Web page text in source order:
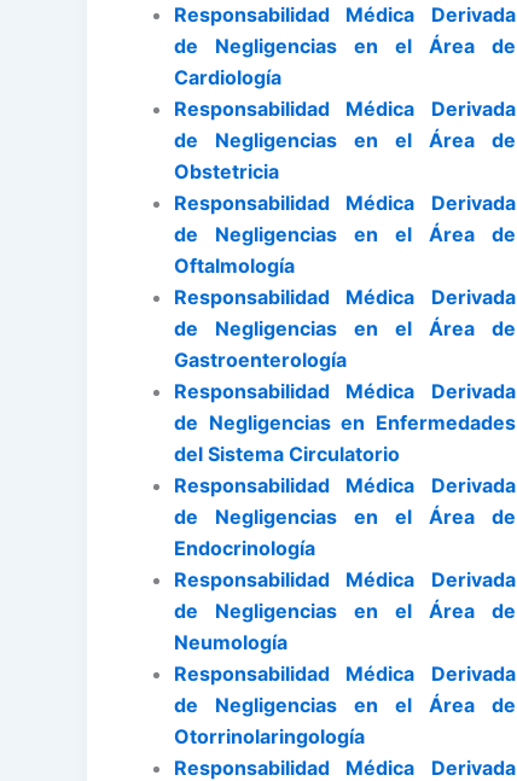
Responsabilidad Médica Derivada
de Negligencias en el Área de
Cardiología
Responsabilidad Médica Derivada
de Negligencias en el Área de
Obstetricia
Responsabilidad Médica Derivada
de Negligencias en el Área de
Oftalmología
Responsabilidad Médica Derivada
de Negligencias en el Área de
Gastroenterología
Responsabilidad Médica Derivada
de Negligencias en Enfermedades
del Sistema Circulatorio
Responsabilidad Médica Derivada
de Negligencias en el Área de
Endocrinología
Responsabilidad Médica Derivada
de Negligencias en el Área de
Neumología
Responsabilidad Médica Derivada
de Negligencias en el Área de
Otorrinolaringología
Responsabilidad Médica Derivada